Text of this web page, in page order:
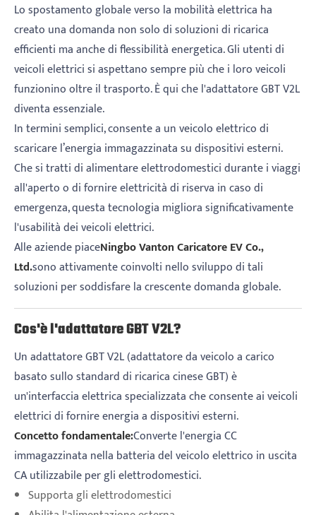
Lo spostamento globale verso la mobilità elettrica ha
creato una domanda non solo di soluzioni di ricarica
efficienti ma anche di flessibilità energetica. Gli utenti di
veicoli elettrici si aspettano sempre più che i loro veicoli
funzionino oltre il trasporto. È qui che l'adattatore GBT V2L
diventa essenziale.
In termini semplici, consente a un veicolo elettrico di
scaricare l’energia immagazzinata su dispositivi esterni.
Che si tratti di alimentare elettrodomestici durante i viaggi
all'aperto o di fornire elettricità di riserva in caso di
emergenza, questa tecnologia migliora significativamente
l'usabilità dei veicoli elettrici.
Alle aziende piaceNingbo Vanton Caricatore EV Co.,
Ltd.sono attivamente coinvolti nello sviluppo di tali
soluzioni per soddisfare la crescente domanda globale.
Cos'è l'adattatore GBT V2L?
Un adattatore GBT V2L (adattatore da veicolo a carico
basato sullo standard di ricarica cinese GBT) è
un'interfaccia elettrica specializzata che consente ai veicoli
elettrici di fornire energia a dispositivi esterni.
Concetto fondamentale:Converte l'energia CC
immagazzinata nella batteria del veicolo elettrico in uscita
CA utilizzabile per gli elettrodomestici.
Supporta gli elettrodomestici